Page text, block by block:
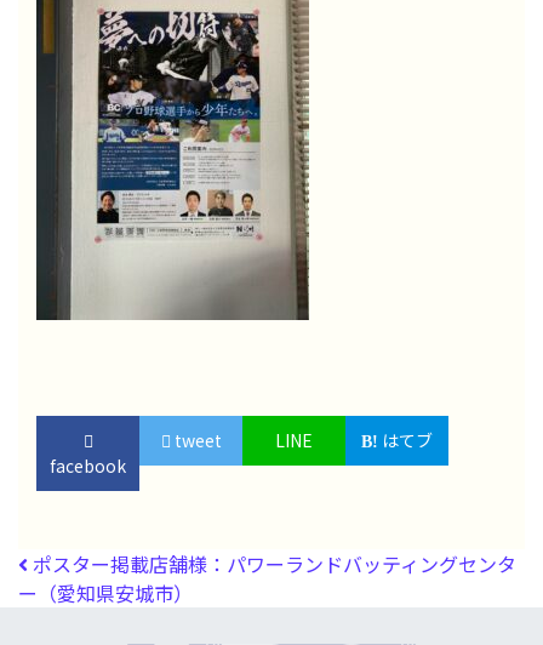
facebook
tweet LINE はてブ
投稿ナビゲーション
ポスター掲載店舗様：パワーランドバッティングセンタ
ー（愛知県安城市）